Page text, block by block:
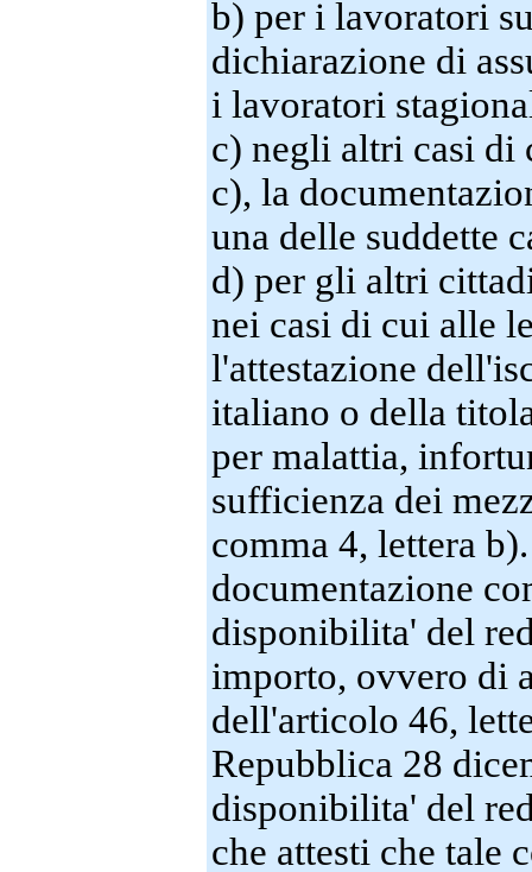
b) per i lavoratori
dichiarazione di
i lavoratori
c) negli altri casi di
c), la
una delle suddette
d) per gli altri
nei casi di cui alle
l'attestazione
italiano o della
per malattia,
sufficienza dei
comma 4, lettera
documentazione
disponibilita' del
importo, ovvero di
dell'articolo 46,
Repubblica 28
disponibilita' del
che attesti che tale